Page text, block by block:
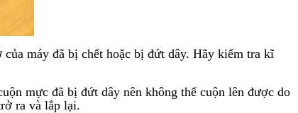
máy đã bị chết hoặc bị đứt dây. Hãy kiểm tra kĩ
mực đã bị đứt dây nên không thể cuộn lên được do
ra và lắp lại.